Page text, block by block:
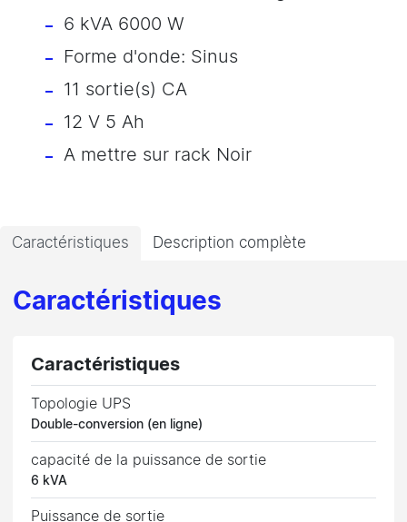
6 kVA 6000 W
Forme d'onde: Sinus
11 sortie(s) CA
12 V 5 Ah
A mettre sur rack Noir
Caractéristiques Description complète
Caractéristiques
Caractéristiques
Topologie UPS
Double-conversion (en ligne)
capacité de la puissance de sortie
6 kVA
Puissance de sortie